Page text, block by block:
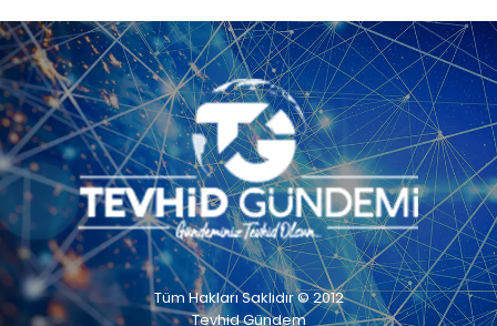
Tüm Hakları Saklıdır © 2012
Tevhid Gündem